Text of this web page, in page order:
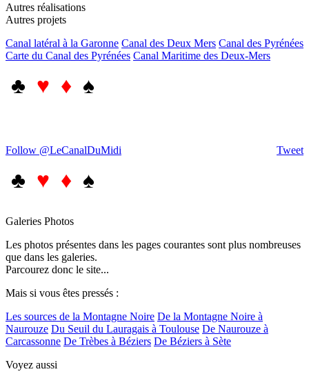
Autres réalisations
Autres projets
Canal latéral à la Garonne Canal des Deux Mers Canal des Pyrénées
Carte du Canal des Pyrénées Canal Maritime des Deux-Mers
♣ ♥ ♦ ♠
Tweet
Follow @LeCanalDuMidi
♣ ♥ ♦ ♠
Galeries Photos
Les photos présentes dans les pages courantes sont plus nombreuses
que dans les galeries.
Parcourez donc le site...
Mais si vous êtes pressés :
Les sources de la Montagne Noire De la Montagne Noire à
Naurouze Du Seuil du Lauragais à Toulouse De Naurouze à
Carcassonne De Trèbes à Béziers De Béziers à Sète
Voyez aussi